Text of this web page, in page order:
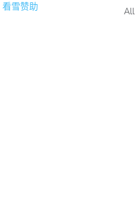
All
看雪赞助